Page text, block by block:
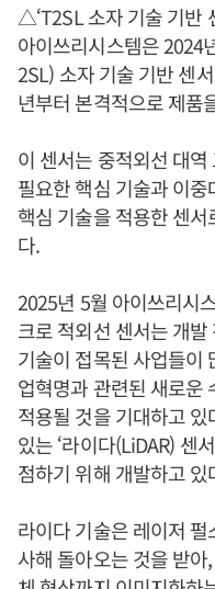
△‘T2SL 소자 기술 기반
아이쓰리시스템은 2024
2SL) 소자 기술 기반 센
년부터 본격적으로 제품
이 센서는 중적외선 대
필요한 핵심 기술과 이
핵심 기술을 적용한 센
다.
2025년 5월 아이쓰리시
크로 적외선 센서는 개
기술이 접목된 사업들이
업혁명과 관련된 새로운
적용될 것을 기대하고
있는 ‘라이다(LiDAR) 센
점하기 위해 개발하고 있
라이다 기술은 레이저
사해 돌아오는 것을 받